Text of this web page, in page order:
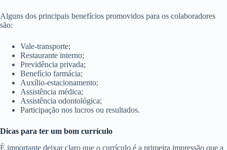
Alguns dos principais benefícios promovidos para os colaboradores
são:
Vale-transporte;
Restaurante interno;
Previdência privada;
Benefício farmácia;
Auxílio-estacionamento;
Assistência médica;
Assistência odontológica;
Participação nos lucros ou resultados.
Dicas para ter um bom currículo
É importante deixar claro que o currículo é a primeira impressão que a